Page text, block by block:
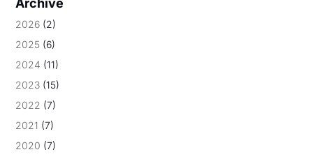
Archive
2026 (2)
2025 (6)
2024 (11)
2023 (15)
2022 (7)
2021 (7)
2020 (7)